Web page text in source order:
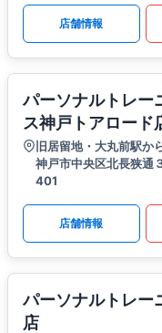
店舗情報
パーソナルトレー
ス神戸トアロード
旧居留地・大丸前駅か
神戸市中央区北長狭通
401
店舗情報
パーソナルトレー
店